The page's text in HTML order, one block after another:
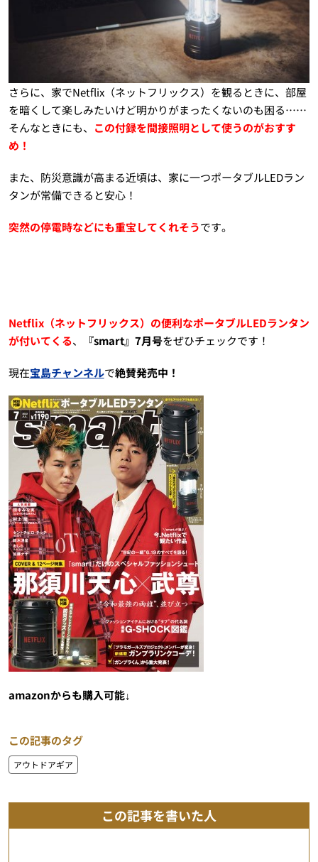
さらに、家でNetflix（ネットフリックス）を観るときに、部屋
を暗くして楽しみたいけど明かりがまったくないのも困る……
そんなときにも、
この付録を間接照明として使うのがおすす
め！
また、防災意識が高まる近頃は、家に一つポータブルLEDラン
タンが常備できると安心！
突然の停電時などにも重宝してくれそうです。
Netflix（ネットフリックス）の便利なポータブルLEDランタン
が付いてくる、 『smart』7月号をぜひチェックです！
現在宝島チャンネルで絶賛発売中！
amazonからも購入可能↓
この記事のタグ
アウトドアギア
この記事を書いた人